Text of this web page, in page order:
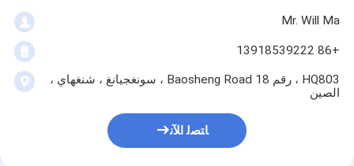
Mr. Will Ma
+86 13918539222
HQ803 ، رقم 18 Baosheng Road ، سونغجيانغ ، شنغهاي ،
الصين
ﺎﺘﺼﻟ ﺍﻶﻧ